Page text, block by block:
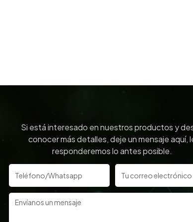
Si está interesado en nuestros productos y
conocer más detalles, deje un mensaje aquí,
responderemos lo antes posible.